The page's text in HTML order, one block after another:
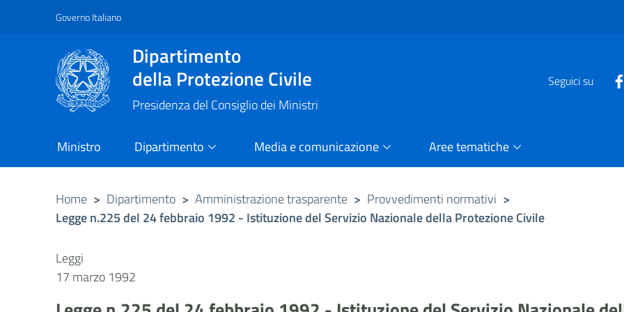
Vai al contenuto principale
Raggiungi il piè di pagina
Governo Italiano
Dipartimento
della Protezione Civile
Presidenza del Consiglio dei Ministri
Seguici su
Ministro Dipartimento Media e comunicazione Aree tematiche
Home > Dipartimento > Amministrazione trasparente > Provvedimenti normativi >
Legge n.225 del 24 febbraio 1992 - Istituzione del Servizio Nazionale della Protezione Civile
Leggi
17 marzo 1992